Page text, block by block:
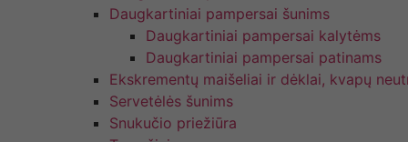
Daugkartiniai pampersai šunims
Daugkartiniai pampersai kalytėms
Daugkartiniai pampersai patinams
Ekskrementų maišeliai ir dėklai, kvapų
Servetėlės šunims
Snukučio priežiūra